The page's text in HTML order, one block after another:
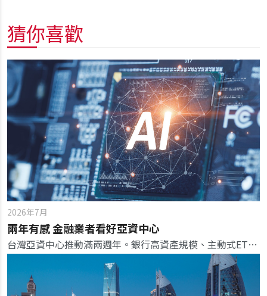
猜你喜歡
2026年7月
兩年有感 金融業者看好亞資中心
台灣亞資中心推動滿兩週年。銀行高資產規模、主動式ETF爆增，政府未來持續鬆綁法規留才引資，更要結合台灣最強的AI科技，吸引國際資本停駐。